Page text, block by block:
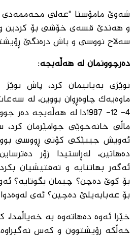
شەوێ مامۆستا "عەلی محەممەدی
و ھەندێ قسەی خۆشی بۆ کردین و
سەلاح نووسی و پاش درەنگێ
دەرچوونمان لە هەڵەبجە:
نوێژى به‌یانیمان کرد، پاش
ماوه‌یه‌ک چاوه‌ڕوان بووین، له‌
4- 12- 1987دا له ‌هه‌ڵه‌بجه‌
ماڵى خانه‌خوێى جوامێرمان کرد،
ئه‌ویش جیبێکى کۆنى ڕووسى بوو،
ده‌هاتین، له‌ڕاستیدا زۆر
ئه‌گه‌ر بهاتنایه‌ و ته‌فتیشیان
بۆ کوێ ده‌چن؟ چیمان بگوتایه‌؟
بۆ عه‌بابه‌یلێ ده‌چین؟ ئه‌ى
خێرا ئه‌وه‌ ده‌هاته‌وه‌ به‌
خه‌ڵکه‌ ڕۆیشتوون و که‌س